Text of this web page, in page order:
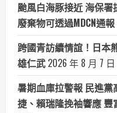
颱風白海豚接近 海保
廢棄物可透過MDCN通報
跨國青訪續情誼！日本
雄仁武 2026 年 8 月 7 日
暑期血庫拉警報 民進
捷、賴瑞隆挽袖響應